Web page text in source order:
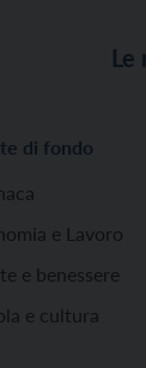
Le
di fondo
e Lavoro
e benessere
e cultura